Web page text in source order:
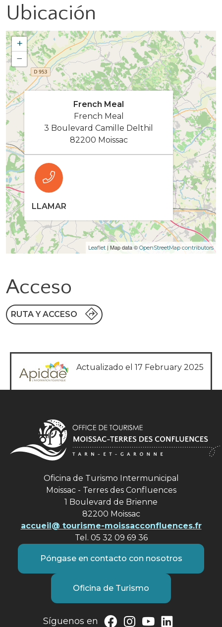
Ubicación
+
−
Leaflet | Map data © OpenStreetMap contributors
French Meal
French Meal
3 Boulevard Camille Delthil
82200 Moissac
LLAMAR
Acceso
RUTA Y ACCESO
Actualizado el 17 February 2025
Oficina de Turismo Intermunicipal
Moissac - Terres des Confluences
1 Boulevard de Brienne
82200 Moissac
accueil@ tourisme-moissacconfluences.fr
Tel. 05 32 09 69 36
Póngase en contacto con nosotros
Oficina de Turismo
Síguenos en